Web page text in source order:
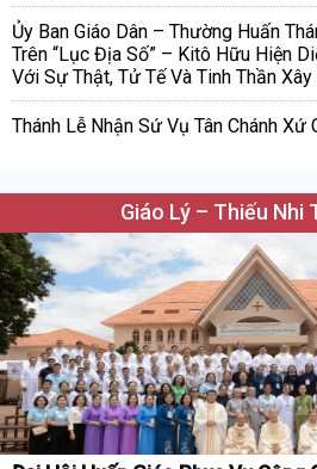
Ủy Ban Giáo Dân – Thường Huấn
Trên “Lục Địa Số” – Kitô Hữu Hiện
Với Sự Thật, Tử Tế Và Tinh Thần
Thánh Lễ Nhận Sứ Vụ Tân Chánh Xứ
Giáo Lý – Thiếu Nhi